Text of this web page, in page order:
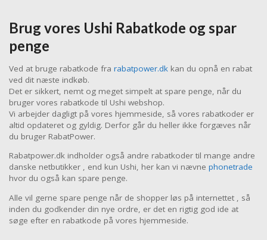
Brug vores Ushi Rabatkode og spar
penge
Ved at bruge rabatkode fra rabatpower.dk kan du opnå en rabat
ved dit næste indkøb.
Det er sikkert, nemt og meget simpelt at spare penge, når du
bruger vores rabatkode til Ushi webshop.
Vi arbejder dagligt på vores hjemmeside, så vores rabatkoder er
altid opdateret og gyldig. Derfor går du heller ikke forgæves når
du bruger RabatPower.
Rabatpower.dk indholder også andre rabatkoder til mange andre
danske netbutikker , end kun Ushi, her kan vi nævne phonetrade
hvor du også kan spare penge.
Alle vil gerne spare penge når de shopper løs på internettet , så
inden du godkender din nye ordre, er det en rigtig god ide at
søge efter en rabatkode på vores hjemmeside.